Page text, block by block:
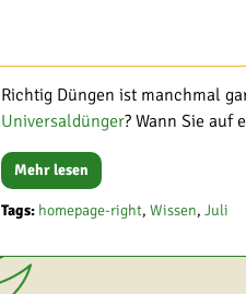
Richtig Düngen ist manchmal
Universaldünger? Wann Sie auf
Mehr lesen
Tags: homepage-right, Wissen, Juli